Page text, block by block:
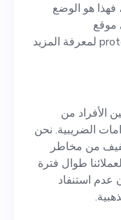
هو الوضع
protectandgrowyourmoney.com لمعرفة المزيد
من
الضريبية. نحن
من مخاطر
طوال فترة
استنفاد